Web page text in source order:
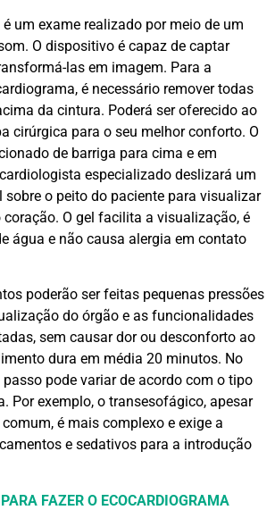
um exame realizado por meio de um
O dispositivo é capaz de captar
las em imagem. Para a
é necessário remover todas
da cintura. Poderá ser oferecido ao
cirúrgica para o seu melhor conforto. O
de barriga para cima e em
especializado deslizará um
sobre o peito do paciente para visualizar
O gel facilita a visualização, é
água e não causa alergia em contato
poderão ser feitas pequenas pressões
do órgão e as funcionalidades
sem causar dor ou desconforto ao
dura em média 20 minutos. No
pode variar de acordo com o tipo
Por exemplo, o transesofágico, apesar
é mais complexo e exige a
e sedativos para a introdução
FAZER O ECOCARDIOGRAMA